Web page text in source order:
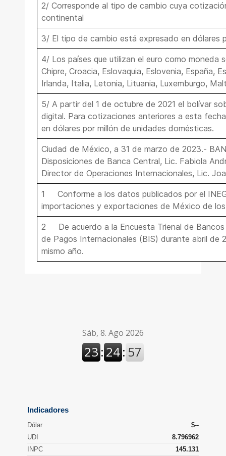
2/ Corresponde al tipo de cambio cuya
continental
3/ El tipo de cambio está expresado en dólares
4/ Los países que utilizan el euro como moneda
Chipre, Croacia, Eslovaquia, Eslovenia, España,
Irlanda, Italia, Letonia, Lituania, Luxemburgo,
5/ A partir del 1 de octubre de 2021 el bolívar
digital. Para cotizaciones anteriores a esta
en dólares por millón de unidades domésticas.
Ciudad de México, a 31 de marzo de 2023.-
Disposiciones de Banca Central, Lic. Fabiola
Director de Operaciones Internacionales, Lic.
1 Conforme a los datos publicados por el
importaciones y exportaciones de México de
2 De acuerdo a la Encuesta Trienal de Bancos
de Pagos Internacionales (BIS) durante abril de
mismo año.